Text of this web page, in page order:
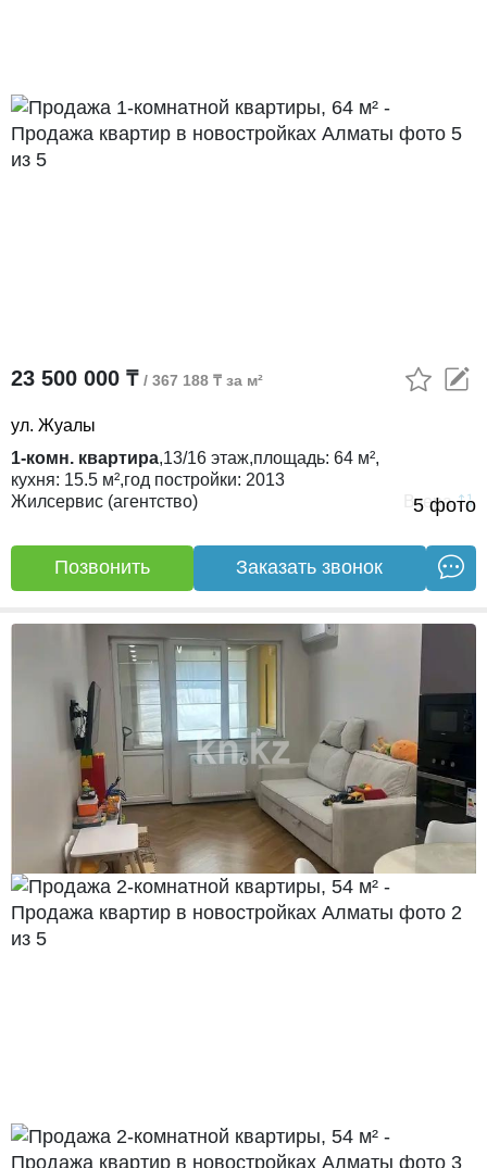
5 фото
23 500 000 ₸ / 367 188 ₸ за м²
ул. Жуалы
1-комн. квартира,13/16 этаж,площадь: 64 м²,
кухня: 15.5 м²,год постройки: 2013
Жилсервис (агентство)
Вчера
Позвонить Заказать звонок